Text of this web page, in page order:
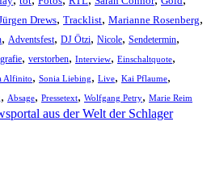
Drews, Tracklist, Marianne Rosenberg,
, Adventsfest, DJ Ötzi, Nicole, Sendetermin,
, verstorben, Interview, Einschaltquote,
Alfinito, Sonia Liebing, Live, Kai Pflaume,
, Absage, Pressetext, Wolfgang Petry, Marie Reim